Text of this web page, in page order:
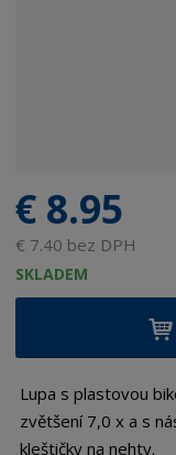
€ 8.95
€ 7.40 bez DPH
SKLADEM
Lupa s plastovou
zvětšení 7,0 x a s
kleštičky na nehty.